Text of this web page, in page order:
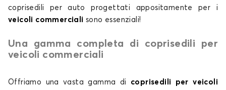
coprisedili per auto progettati appositamente per i
veicoli commerciali sono essenziali!
Una gamma completa di coprisedili per
veicoli commerciali
Offriamo una vasta gamma di coprisedili per veicoli